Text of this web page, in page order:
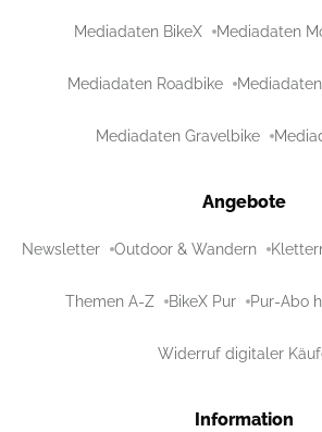
Mediadaten BikeX Mediadaten
Mediadaten Roadbike
Mediadaten Gravelbike
Angebote
Newsletter Outdoor & Wandern
Themen A-Z BikeX Pur Pur-Abo
Widerruf digitaler
Information